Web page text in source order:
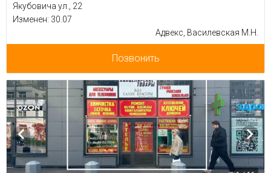
Якубовича ул., 22
Изменен: 30.07
Адвекс, Василевская М.Н.
Позвонить